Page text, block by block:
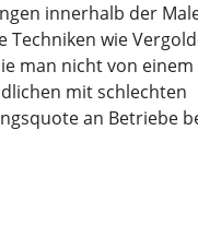
innerhalb der
Techniken wie
man nicht von
mit schlechten
an Betriebe